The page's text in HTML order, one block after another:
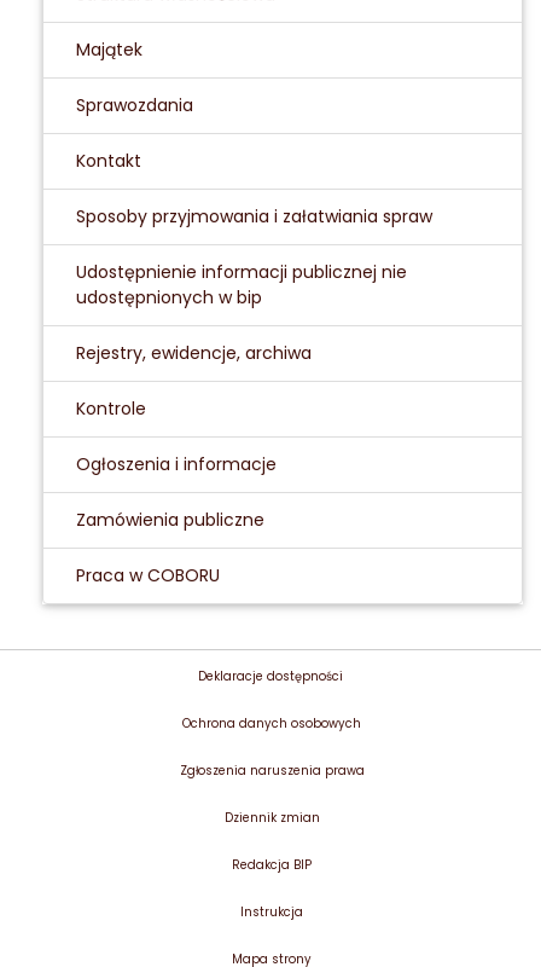
Majątek
Sprawozdania
Kontakt
Sposoby przyjmowania i załatwiania spraw
Udostępnienie informacji publicznej nie
udostępnionych w bip
Rejestry, ewidencje, archiwa
Kontrole
Ogłoszenia i informacje
Zamówienia publiczne
Praca w COBORU
Deklaracje dostępności
Ochrona danych osobowych
Zgłoszenia naruszenia prawa
Dziennik zmian
Redakcja BIP
Instrukcja
Mapa strony